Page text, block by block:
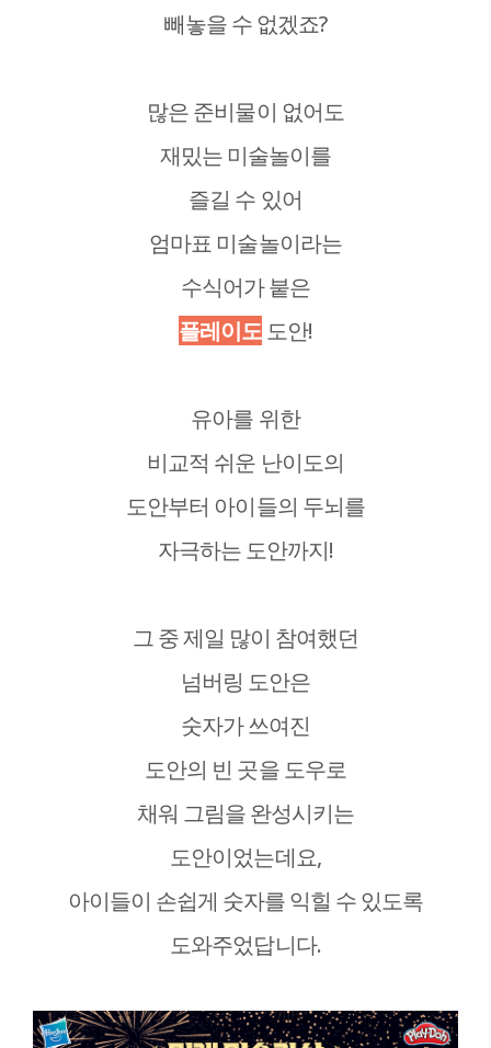
빼놓을 수 없겠죠?
많은 준비물이 없어도
재밌는 미술놀이를
즐길 수 있어
엄마표 미술놀이라는
수식어가 붙은
플레이도도안!
유아를 위한
비교적 쉬운 난이도의
도안부터 아이들의 두뇌를
자극하는 도안까지!
그 중 제일 많이 참여했던
넘버링 도안은
숫자가 쓰여진
도안의 빈 곳을 도우로
채워 그림을 완성시키는
도안이었는데요,
아이들이 손쉽게 숫자를 익힐 수 있도록
도와주었답니다.